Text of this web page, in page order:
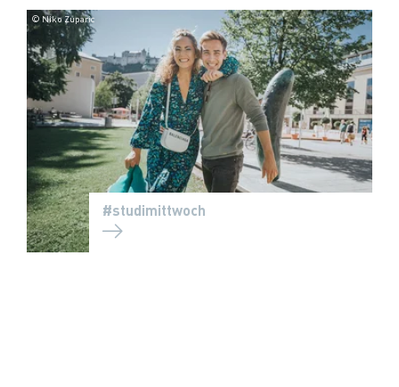
© Niko Zuparic
#studimittwoch